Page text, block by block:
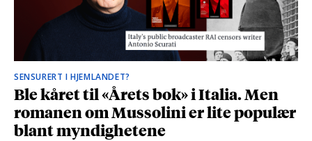
SENSURERT I HJEMLANDET?
Ble kåret til «Årets bok» i Italia. Men
romanen om Mussolini er lite populær
blant myndighetene